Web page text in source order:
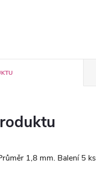
1,8 mm. Balení 5